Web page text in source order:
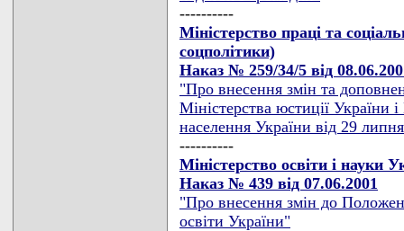
----------
Міністерство праці та
соцполітики)
Наказ № 259/34/5 від
"Про внесення змін та
Міністерства юстиції України
населення України від 29
----------
Міністерство освіти і науки
Наказ № 439 від 07.06.2001
"Про внесення змін до
освіти України"